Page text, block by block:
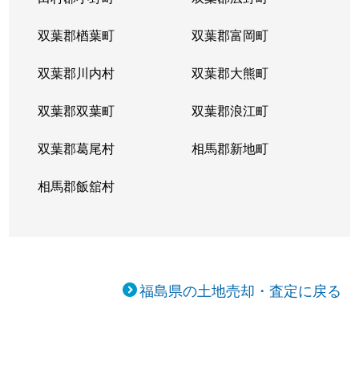
双葉郡楢葉町 双葉郡富岡町
双葉郡川内村 双葉郡大熊町
双葉郡双葉町 双葉郡浪江町
双葉郡葛尾村 相馬郡新地町
相馬郡飯舘村
福島県の土地売却・査定に戻る